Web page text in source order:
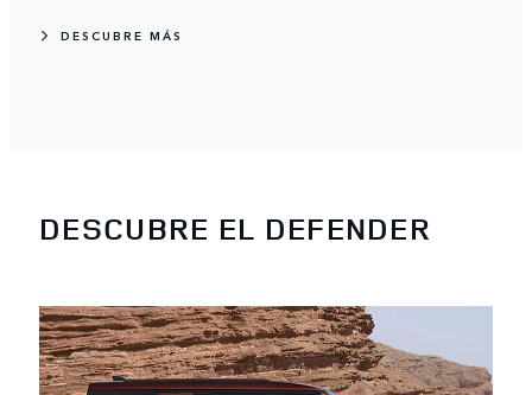
DESCUBRE MÁS
DESCUBRE EL DEFENDER